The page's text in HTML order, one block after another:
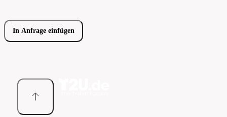
In Anfrage einfügen